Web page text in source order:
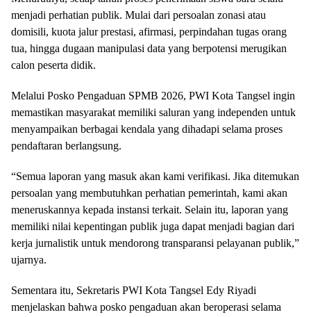
menjadi perhatian publik. Mulai dari persoalan zonasi atau
domisili, kuota jalur prestasi, afirmasi, perpindahan tugas orang
tua, hingga dugaan manipulasi data yang berpotensi merugikan
calon peserta didik.
Melalui Posko Pengaduan SPMB 2026, PWI Kota Tangsel ingin
memastikan masyarakat memiliki saluran yang independen untuk
menyampaikan berbagai kendala yang dihadapi selama proses
pendaftaran berlangsung.
“Semua laporan yang masuk akan kami verifikasi. Jika ditemukan
persoalan yang membutuhkan perhatian pemerintah, kami akan
meneruskannya kepada instansi terkait. Selain itu, laporan yang
memiliki nilai kepentingan publik juga dapat menjadi bagian dari
kerja jurnalistik untuk mendorong transparansi pelayanan publik,”
ujarnya.
Sementara itu, Sekretaris PWI Kota Tangsel Edy Riyadi
menjelaskan bahwa posko pengaduan akan beroperasi selama